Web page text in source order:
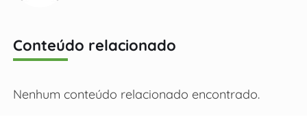
Conteúdo relacionado
Nenhum conteúdo relacionado encontrado.